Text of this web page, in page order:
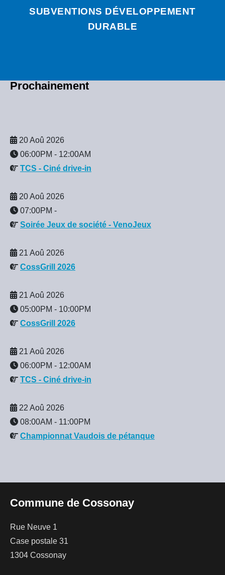
SUBVENTIONS DÉVELOPPEMENT
DURABLE
Prochainement
20 Aoû 2026
06:00PM - 12:00AM
TCS - Ciné drive-in
20 Aoû 2026
07:00PM -
Soirée Jeux de société - VenoJeux
21 Aoû 2026
CossGrill 2026
21 Aoû 2026
05:00PM - 10:00PM
CossGrill 2026
21 Aoû 2026
06:00PM - 12:00AM
TCS - Ciné drive-in
22 Aoû 2026
08:00AM - 11:00PM
Championnat Vaudois de pétanque
Commune de Cossonay
Rue Neuve 1
Case postale 31
1304 Cossonay